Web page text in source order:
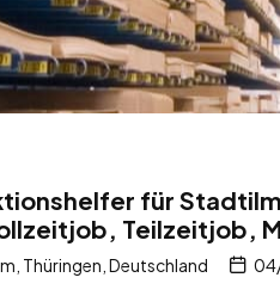
für
Teilzeitjob,
Thüringen, Deutschland